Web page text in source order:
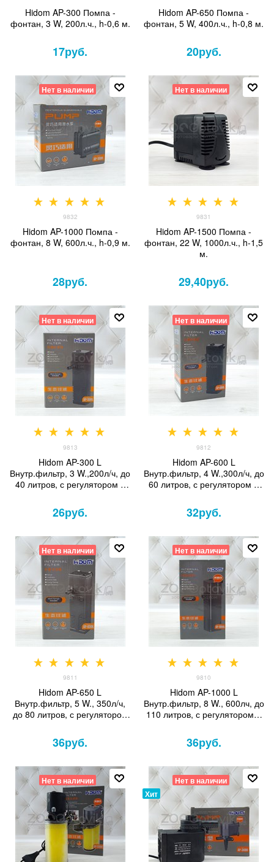
Hidom AP-300 Помпа -
фонтан, 3 W, 200л.ч., h-0,6 м.
17руб.
Hidom AP-650 Помпа -
фонтан, 5 W, 400л.ч., h-0,8 м.
20руб.
Нет в наличии
9832
Hidom AP-1000 Помпа -
фонтан, 8 W, 600л.ч., h-0,9 м.
28руб.
Нет в наличии
9831
Hidom AP-1500 Помпа -
фонтан, 22 W, 1000л.ч., h-1,5
м.
29,40руб.
Нет в наличии
9813
Hidom AP-300 L
Внутр.фильтр, 3 W.,200л/ч, до
40 литров, с регулятором и
26руб.
Нет в наличии
9812
Hidom AP-600 L
Внутр.фильтр, 4 W.,300л/ч, до
60 литров, с регулятором и
32руб.
Нет в наличии
9811
Hidom AP-650 L
Внутр.фильтр, 5 W., 350л/ч,
до 80 литров, с регулятором
36руб.
Нет в наличии
9810
Hidom AP-1000 L
Внутр.фильтр, 8 W., 600лч, до
110 литров, с регулятором и
36руб.
Нет в наличии
Нет в наличии
Хит